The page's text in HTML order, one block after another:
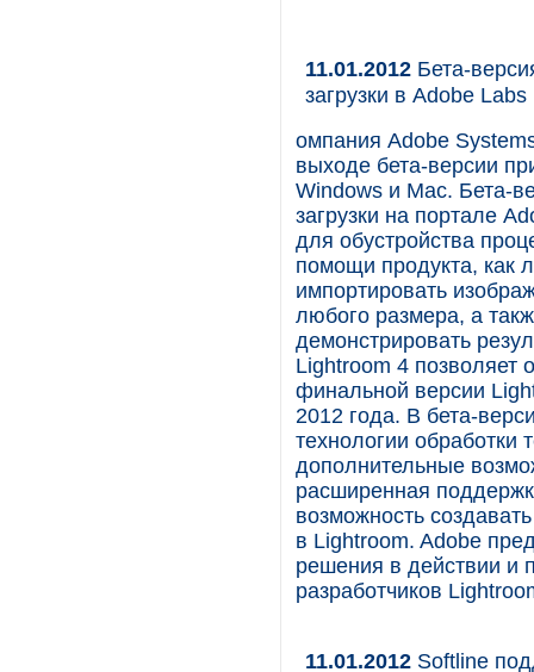
11.01.2012 Бета-
загрузки в Adobe Labs
омпания Adobe
выходе бета-версии
Windows и Mac. Бета-
загрузки на портале
для обустройства
помощи продукта, как
импортировать
любого размера, а
демонстрировать
Lightroom 4 позволяет
финальной версии
2012 года. В бета-
технологии обработки
дополнительные
расширенная
возможность
в Lightroom. Adobe
решения в действии и
разработчиков
11.01.2012 Softline